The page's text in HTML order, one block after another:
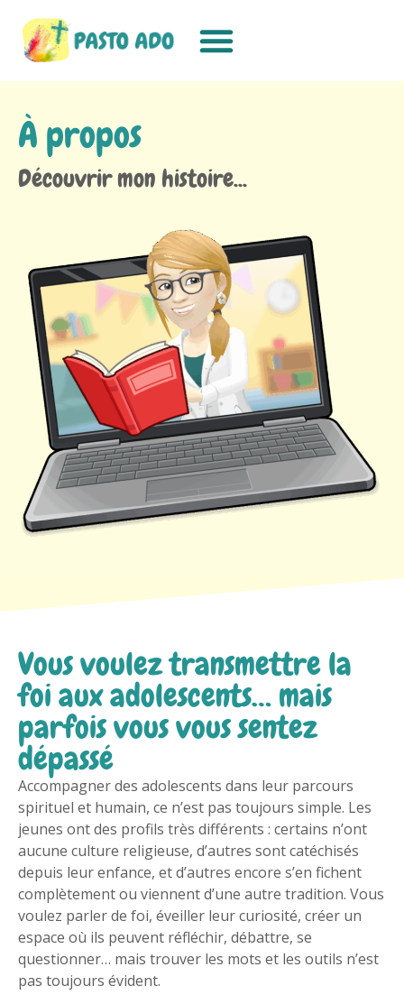
À propos
Découvrir mon histoire...
Vous voulez transmettre la
foi aux adolescents… mais
parfois vous vous sentez
dépassé
Accompagner des adolescents dans leur parcours
spirituel et humain, ce n’est pas toujours simple. Les
jeunes ont des profils très différents : certains n’ont
aucune culture religieuse, d’autres sont catéchisés
depuis leur enfance, et d’autres encore s’en fichent
complètement ou viennent d’une autre tradition. Vous
voulez parler de foi, éveiller leur curiosité, créer un
espace où ils peuvent réfléchir, débattre, se
questionner… mais trouver les mots et les outils n’est
pas toujours évident.